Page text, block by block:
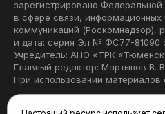
зарегистрировано
в сфере связи,
коммуникаций (Роскомнадзор),
и дата: серия Эл № ФС77-81090
Учредитель: АНО «ТРК
Главный редактор: Мартынов В.
При использовании материалов